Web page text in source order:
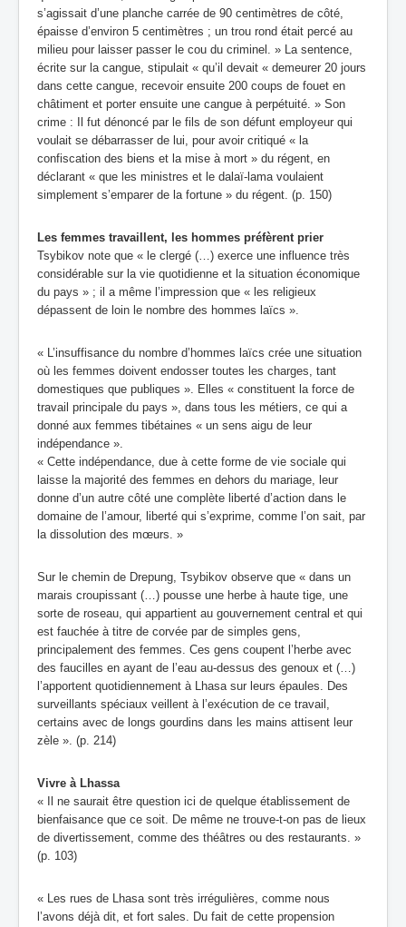
s’agissait d’une planche carrée de 90 centimètres de côté,
épaisse d’environ 5 centimètres ; un trou rond était percé au
milieu pour laisser passer le cou du criminel. » La sentence,
écrite sur la cangue, stipulait « qu’il devait « demeurer 20 jours
dans cette cangue, recevoir ensuite 200 coups de fouet en
châtiment et porter ensuite une cangue à perpétuité. » Son
crime : Il fut dénoncé par le fils de son défunt employeur qui
voulait se débarrasser de lui, pour avoir critiqué « la
confiscation des biens et la mise à mort » du régent, en
déclarant « que les ministres et le dalaï-lama voulaient
simplement s’emparer de la fortune » du régent. (p. 150)
Les femmes travaillent, les hommes préfèrent prier
Tsybikov note que « le clergé (…) exerce une influence très
considérable sur la vie quotidienne et la situation économique
du pays » ; il a même l’impression que « les religieux
dépassent de loin le nombre des hommes laïcs ».
« L’insuffisance du nombre d’hommes laïcs crée une situation
où les femmes doivent endosser toutes les charges, tant
domestiques que publiques ». Elles « constituent la force de
travail principale du pays », dans tous les métiers, ce qui a
donné aux femmes tibétaines « un sens aigu de leur
indépendance ».
« Cette indépendance, due à cette forme de vie sociale qui
laisse la majorité des femmes en dehors du mariage, leur
donne d’un autre côté une complète liberté d’action dans le
domaine de l’amour, liberté qui s’exprime, comme l’on sait, par
la dissolution des mœurs. »
Sur le chemin de Drepung, Tsybikov observe que « dans un
marais croupissant (…) pousse une herbe à haute tige, une
sorte de roseau, qui appartient au gouvernement central et qui
est fauchée à titre de corvée par de simples gens,
principalement des femmes. Ces gens coupent l’herbe avec
des faucilles en ayant de l’eau au-dessus des genoux et (…)
l’apportent quotidiennement à Lhasa sur leurs épaules. Des
surveillants spéciaux veillent à l’exécution de ce travail,
certains avec de longs gourdins dans les mains attisent leur
zèle ». (p. 214)
Vivre à Lhassa
« Il ne saurait être question ici de quelque établissement de
bienfaisance que ce soit. De même ne trouve-t-on pas de lieux
de divertissement, comme des théâtres ou des restaurants. »
(p. 103)
« Les rues de Lhasa sont très irrégulières, comme nous
l’avons déjà dit, et fort sales. Du fait de cette propension